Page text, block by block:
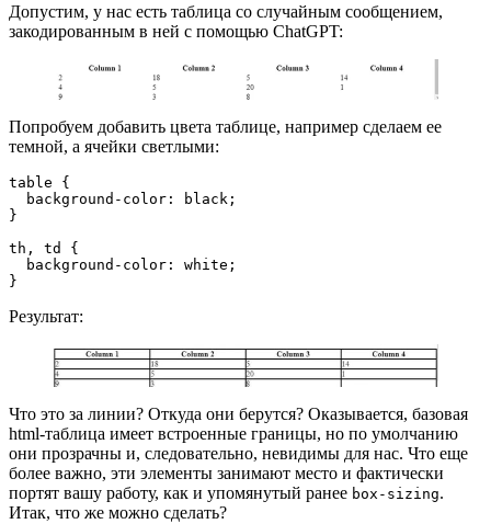
Допустим, у нас есть таблица со случайным сообщением,
закодированным в ней с помощью ChatGPT:
Попробуем добавить цвета таблице, например сделаем ее
темной, а ячейки светлыми:
table {
  background-color: black;
}
th, td {
  background-color: white;
}
Результат:
Что это за линии? Откуда они берутся? Оказывается, базовая
html-таблица имеет встроенные границы, но по умолчанию
они прозрачны и, следовательно, невидимы для нас. Что еще
более важно, эти элементы занимают место и фактически
портят вашу работу, как и упомянутый ранее box-sizing.
Итак, что же можно сделать?